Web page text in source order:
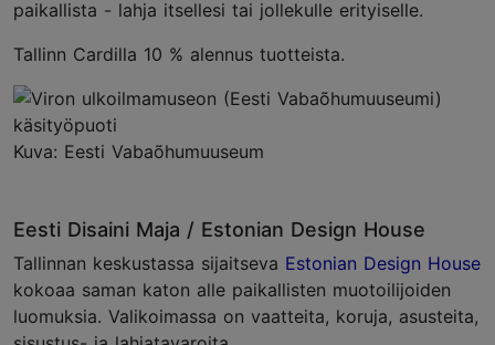
paikallista - lahja itsellesi tai jollekulle erityiselle.
Tallinn Cardilla 10 % alennus tuotteista.
Kuva: Eesti Vabaõhumuuseum
Eesti Disaini Maja / Estonian Design House
Tallinnan keskustassa sijaitseva Estonian Design House
kokoaa saman katon alle paikallisten muotoilijoiden
luomuksia. Valikoimassa on vaatteita, koruja, asusteita,